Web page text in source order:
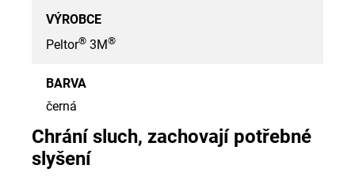
VÝROBCE
Peltor® 3M®
BARVA
černá
Chrání sluch, zachovají potřebné
slyšení